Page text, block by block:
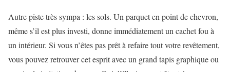
Autre piste très sympa : les sols. Un parquet en point de chevron,
même s’il est plus investi, donne immédiatement un cachet fou à
un intérieur. Si vous n’êtes pas prêt à refaire tout votre revêtement,
vous pouvez retrouver cet esprit avec un grand tapis graphique ou